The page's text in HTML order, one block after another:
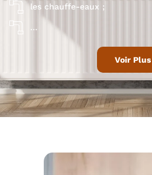
les chauffe-eaux ;
…
Voir Plus